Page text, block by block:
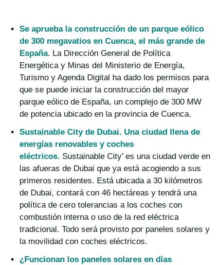
Se aprueba la construcción de un parque eólico
de 300 megavatios en Cuenca, el más grande de
España. La Dirección General de Política
Energética y Minas del Ministerio de Energía,
Turismo y Agenda Digital ha dado los permisos para
que se puede iniciar la construcción del mayor
parque eólico de España, un complejo de 300 MW
de potencia ubicado en la provincia de Cuenca.
Sustainable City de Dubai. Una ciudad llena de
energías renovables y coches
eléctricos. Sustainable City’ es una ciudad verde en
las afueras de Dubai que ya está acogiendo a sus
primeros residentes. Está ubicada a 30 kilómetros
de Dubai, contará con 46 hectáreas y tendrá una
política de cero tolerancias a los coches con
combustión interna o uso de la red eléctrica
tradicional. Todo será provisto por paneles solares y
la movilidad con coches eléctricos.
¿Funcionan los paneles solares en días